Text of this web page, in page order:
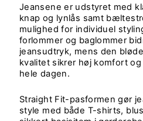
Jeansene er udstyret med
knap og lynlås samt
mulighed for individuel
forlommer og baglommer
jeansudtryk, mens den
kvalitet sikrer høj komfort
hele dagen.
Straight Fit-pasformen gør
style med både T-shirts,